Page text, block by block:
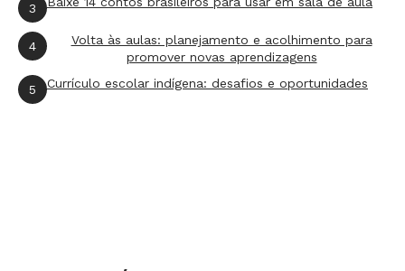
3
4
Volta às aulas: planejamento e acolhimento para
promover novas aprendizagens
5 Currículo escolar indígena: desafios e oportunidades